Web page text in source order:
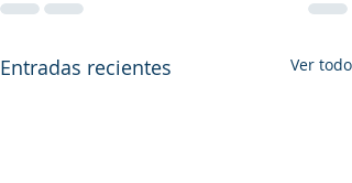
Entradas recientes Ver todo